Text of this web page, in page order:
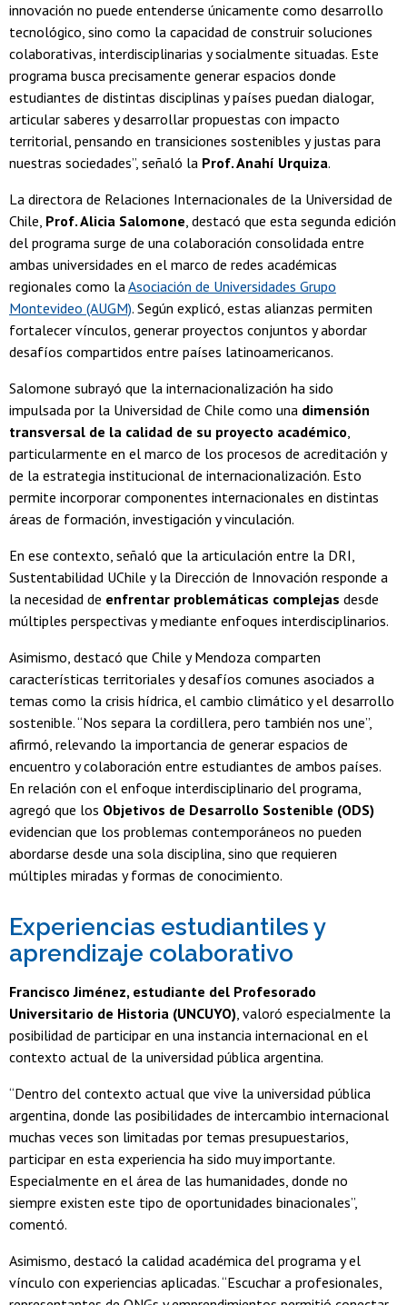
innovación no puede entenderse únicamente como desarrollo
tecnológico, sino como la capacidad de construir soluciones
colaborativas, interdisciplinarias y socialmente situadas. Este
programa busca precisamente generar espacios donde
estudiantes de distintas disciplinas y países puedan dialogar,
articular saberes y desarrollar propuestas con impacto
territorial, pensando en transiciones sostenibles y justas para
nuestras sociedades”, señaló la Prof. Anahí Urquiza.
La directora de Relaciones Internacionales de la Universidad de
Chile, Prof. Alicia Salomone , destacó que esta segunda edición
del programa surge de una colaboración consolidada entre
ambas universidades en el marco de redes académicas
regionales como la Asociación de Universidades Grupo
Montevideo (AUGM). Según explicó, estas alianzas permiten
fortalecer vínculos, generar proyectos conjuntos y abordar
desafíos compartidos entre países latinoamericanos.
Salomone subrayó que la internacionalización ha sido
impulsada por la Universidad de Chile como una dimensión
transversal de la calidad de su proyecto académico
particularmente en el marco de los procesos de acreditación y
de la estrategia institucional de internacionalización. Esto
permite incorporar componentes internacionales en distintas
áreas de formación, investigación y vinculación.
En ese contexto, señaló que la articulación entre la DRI,
Sustentabilidad UChile y la Dirección de Innovación responde a
la necesidad de enfrentar problemáticas complejas desde
múltiples perspectivas y mediante enfoques interdisciplinarios.
Asimismo, destacó que Chile y Mendoza comparten
características territoriales y desafíos comunes asociados a
temas como la crisis hídrica, el cambio climático y el desarrollo
sostenible. “Nos separa la cordillera, pero también nos une”,
afirmó, relevando la importancia de generar espacios de
encuentro y colaboración entre estudiantes de ambos países.
En relación con el enfoque interdisciplinario del programa,
agregó que los Objetivos de Desarrollo Sostenible (ODS)
evidencian que los problemas contemporáneos no pueden
abordarse desde una sola disciplina, sino que requieren
múltiples miradas y formas de conocimiento.
Experiencias estudiantiles y
aprendizaje colaborativo
Francisco Jiménez, estudiante del Profesorado
Universitario de Historia (UNCUYO) , valoró especialmente la
posibilidad de participar en una instancia internacional en el
contexto actual de la universidad pública argentina.
“Dentro del contexto actual que vive la universidad pública
argentina, donde las posibilidades de intercambio internacional
muchas veces son limitadas por temas presupuestarios,
participar en esta experiencia ha sido muy importante.
Especialmente en el área de las humanidades, donde no
siempre existen este tipo de oportunidades binacionales”,
comentó.
Asimismo, destacó la calidad académica del programa y el
vínculo con experiencias aplicadas. “Escuchar a profesionales,